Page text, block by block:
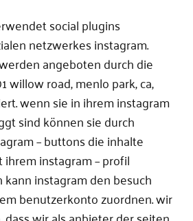
social plugins
netzwerkes instagram.
angeboten durch die
willow road, menlo park, ca,
wenn sie in ihrem instagram
sind können sie durch
– buttons die inhalte
instagram – profil
instagram den besuch
benutzerkonto zuordnen. wir